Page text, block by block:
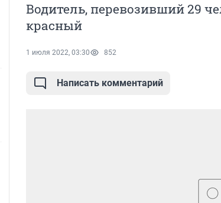
Водитель, перевозивший 29
красный
1 июля 2022, 03:30 852
Написать комментарий